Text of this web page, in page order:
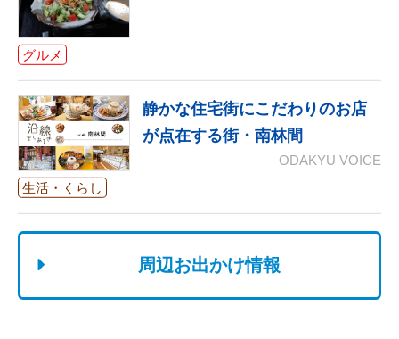
グルメ
生活・くらし
静かな住宅街にこだわりのお店
が点在する街・南林間
ODAKYU VOICE
周辺お出かけ情報